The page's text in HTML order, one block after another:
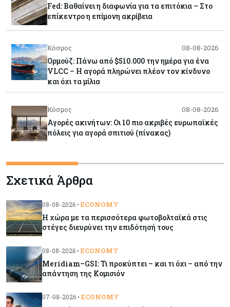
Fed: Βαθαίνει η διαφωνία για τα επιτόκια – Στο
επίκεντρο η επίμονη ακρίβεια
Κόσμος 08-08-2026
Ορμούζ: Πάνω από $510.000 την ημέρα για ένα
VLCC – Η αγορά πληρώνει πλέον τον κίνδυνο
και όχι τα μίλια
Κόσμος 08-08-2026
Αγορές ακινήτων: Οι 10 πιο ακριβές ευρωπαϊκές
πόλεις για αγορά σπιτιού (πίνακας)
Κόσμος 08-08-2026
Οι πυρκαγιές κατακαίνε την Ευρώπη, αλλά οι
ζημιές δεν είναι ασφαλισμένες
Κόσμος 08-08-2026
Γιατί οι κεντρικές τράπεζες αφήνουν τις αγορές
Κόσμος
Σχετικά Άρθρα
08-08-2026 • ECONOMY
Η χώρα με τα περισσότερα φωτοβολταϊκά στις
στέγες διευρύνει την επιδότησή τους
08-08-2026 • ECONOMY
Meridiam–GSI: Τι προκύπτει – και τι όχι – από την
απάντηση της Κομισιόν
07-08-2026 • ECONOMY